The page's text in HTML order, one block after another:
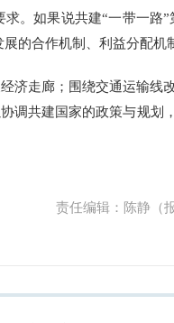
。如果说共建“一带一路”
的合作机制、利益分配机
走廊；围绕交通运输线
调共建国家的政策与规划
责任编辑：陈静（